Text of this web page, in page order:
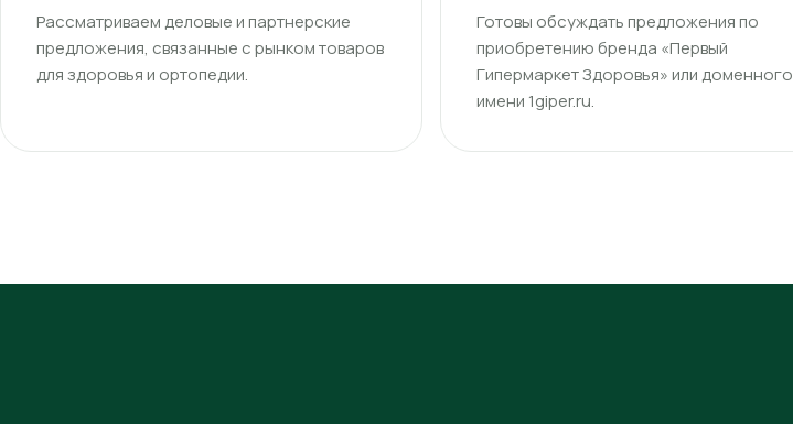
Рассматриваем деловые и партнерские
предложения, связанные с рынком товаров
для здоровья и ортопедии.
Готовы обсуждать предложения по
приобретению бренда «Первый
Гипермаркет Здоровья» или доменного
имени 1giper.ru.